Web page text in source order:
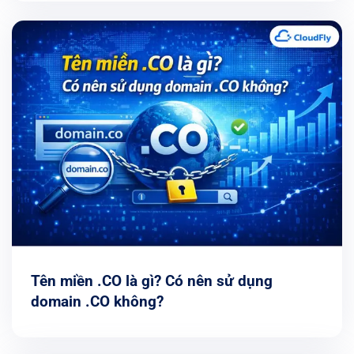
Tên miền .CO là gì? Có nên sử dụng
domain .CO không?